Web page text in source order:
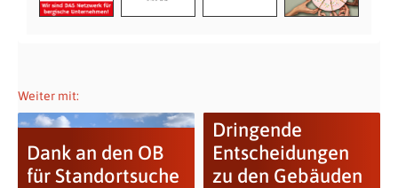
Weiter mit:
Dank an den OB
für Standortsuche
Dringende
Entscheidungen
zu den Gebäuden